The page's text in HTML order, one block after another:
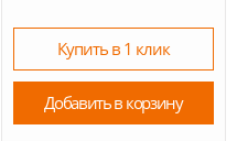
Купить в 1 клик
Добавить в корзину